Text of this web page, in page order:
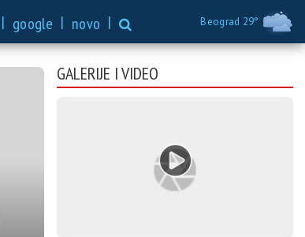
Beograd 29°
| google | novo |
GALERIJE I VIDEO